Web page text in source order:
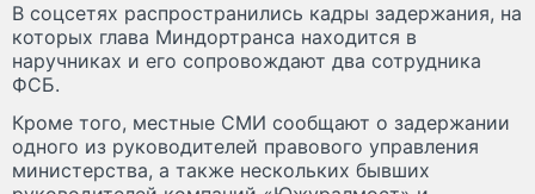
В соцсетях распространились кадры задержания, на
которых глава Миндортранса находится в
наручниках и его сопровождают два сотрудника
ФСБ.
Кроме того, местные СМИ сообщают о задержании
одного из руководителей правового управления
министерства, а также нескольких бывших